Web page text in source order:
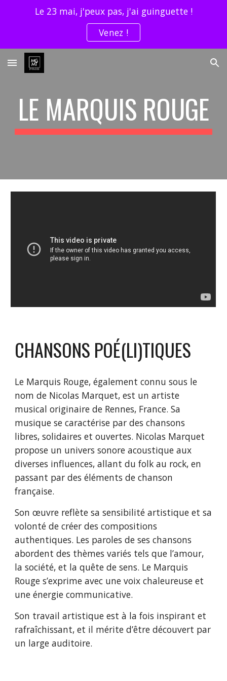
Skip to main content Skip to navigation
Le 23 mai, j'peux pas, j'ai guinguette !
Venez !
LE MARQUIS ROUGE
CHANSONS POÉ(LI)TIQUES
Le Marquis Rouge, également connu sous le
nom de Nicolas Marquet, est un artiste
musical originaire de Rennes, France. Sa
musique se caractérise par des chansons
libres, solidaires et ouvertes. Nicolas Marquet
propose un univers sonore acoustique aux
diverses influences, allant du folk au rock, en
passant par des éléments de chanson
française.
Son œuvre reflète sa sensibilité artistique et sa
volonté de créer des compositions
authentiques. Les paroles de ses chansons
abordent des thèmes variés tels que l’amour,
la société, et la quête de sens. Le Marquis
Rouge s’exprime avec une voix chaleureuse et
une énergie communicative.
Son travail artistique est à la fois inspirant et
rafraîchissant, et il mérite d’être découvert par
un large auditoire.